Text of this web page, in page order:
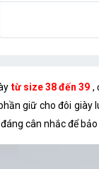
từ size 38 đến 39 ,
giữ cho đôi giày
cân nhắc để bảo